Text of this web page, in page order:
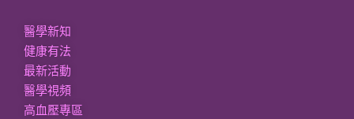
醫學新知
健康有法
最新活動
醫學視頻
高血壓專區